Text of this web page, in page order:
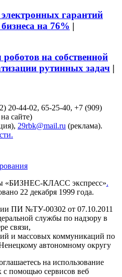
гарантий
на 76% |
на собственной
рутинных задач |
20-44-02, 65-25-40, +7 (909)
сайте)
29rbk@mail.ru (реклама).
«БИЗНЕС-КЛАСС экспресс».
22 декабря 1999 года.
ПИ №ТУ-00302 от 07.10.2011
службы по надзору в
связи,
и массовых коммуникаций по
автономному округу
на использование
с помощью сервисов веб